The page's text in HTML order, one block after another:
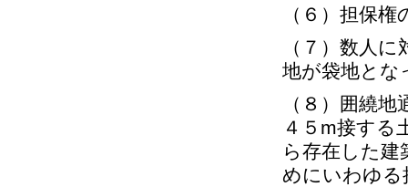
（６）担保
（７）数人
地が袋地とな
（８）囲繞
４５m接する
ら存在した建
めにいわゆる